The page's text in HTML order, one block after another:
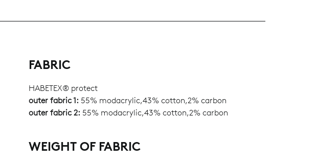
FABRIC
HABETEX® protect
outer fabric 1: 55% modacrylic,43% cotton,2% carbon
outer fabric 2: 55% modacrylic,43% cotton,2% carbon
WEIGHT OF FABRIC